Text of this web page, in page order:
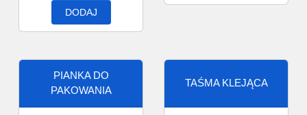
DODAJ
PIANKA DO
PAKOWANIA
TAŚMA KLEJĄCA